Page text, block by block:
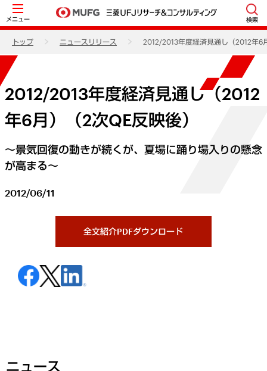
メニュー 検索
トップ ニュースリリース 2012/2013年度経済見通し（2012年6
2012/2013年度経済見通し（2012
年6月）（2次QE反映後）
～景気回復の動きが続くが、夏場に踊り場入りの懸念
が高まる～
2012/06/11
全文紹介PDFダウンロード
ニュース